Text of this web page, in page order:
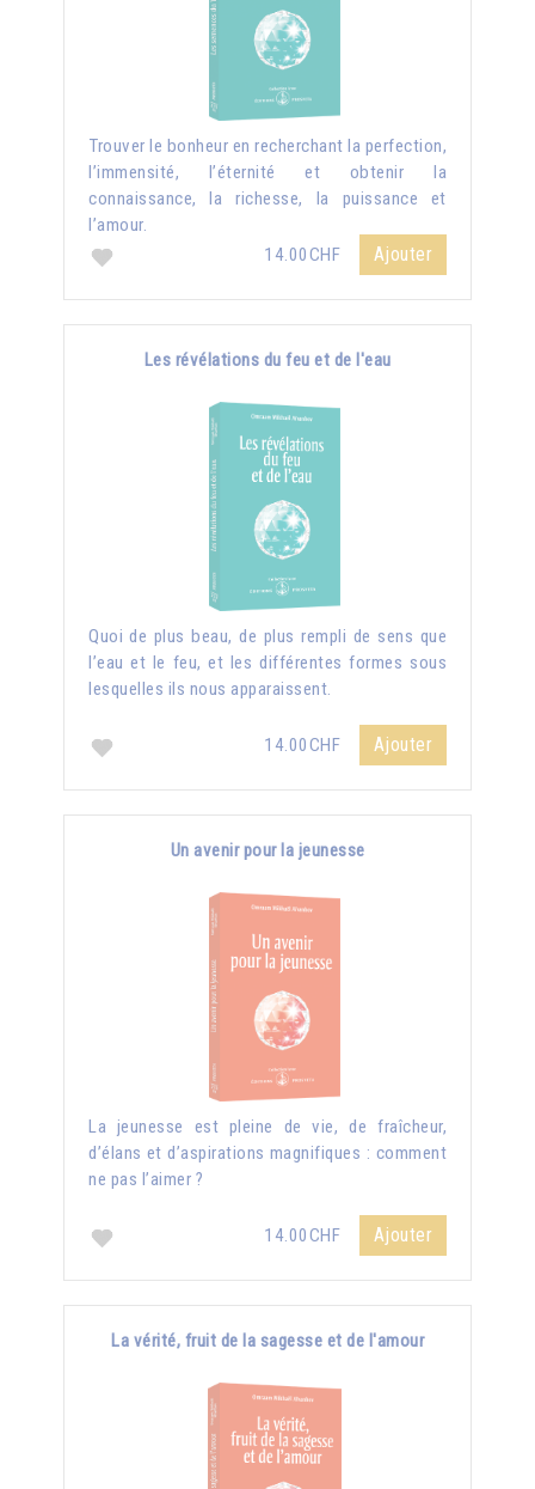
Trouver le bonheur en recherchant la perfection,
l’immensité, l’éternité et obtenir la
connaissance, la richesse, la puissance et
l’amour.
14.00CHF
Ajouter
Les révélations du feu et de l'eau
Quoi de plus beau, de plus rempli de sens que
l’eau et le feu, et les différentes formes sous
lesquelles ils nous apparaissent.
14.00CHF Ajouter
Un avenir pour la jeunesse
La jeunesse est pleine de vie, de fraîcheur,
d’élans et d’aspirations magnifiques : comment
ne pas l’aimer ?
14.00CHF Ajouter
La vérité, fruit de la sagesse et de l'amour